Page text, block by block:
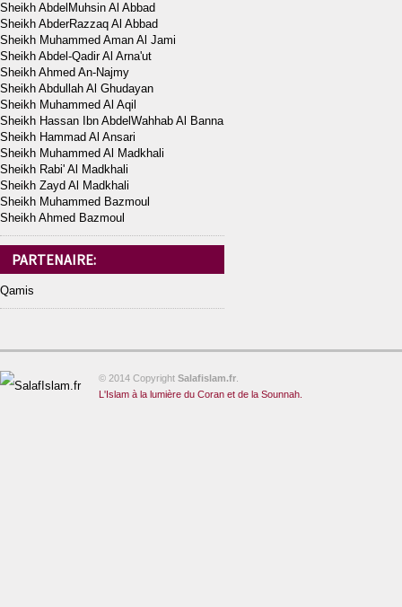
Sheikh AbdelMuhsin Al Abbad
Sheikh AbderRazzaq Al Abbad
Sheikh Muhammed Aman Al Jami
Sheikh Abdel-Qadir Al Arna'ut
Sheikh Ahmed An-Najmy
Sheikh Abdullah Al Ghudayan
Sheikh Muhammed Al Aqil
Sheikh Hassan Ibn AbdelWahhab Al Banna
Sheikh Hammad Al Ansari
Sheikh Muhammed Al Madkhali
Sheikh Rabi' Al Madkhali
Sheikh Zayd Al Madkhali
Sheikh Muhammed Bazmoul
Sheikh Ahmed Bazmoul
PARTENAIRE:
Qamis
© 2014 Copyright Salafislam.fr
L'Islam à la lumière du Coran et de la Sounnah.